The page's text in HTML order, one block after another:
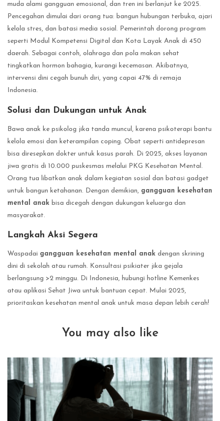
muda alami gangguan emosional, dan tren ini berlanjut ke 2025.
Pencegahan dimulai dari orang tua: bangun hubungan terbuka, ajari
kelola stres, dan batasi media sosial. Pemerintah dorong program
seperti Modul Kompetensi Digital dan Kota Layak Anak di 450
daerah. Sebagai contoh, olahraga dan pola makan sehat
tingkatkan hormon bahagia, kurangi kecemasan. Akibatnya,
intervensi dini cegah bunuh diri, yang capai 47% di remaja
Indonesia.
Solusi dan Dukungan untuk Anak
Bawa anak ke psikolog jika tanda muncul, karena psikoterapi bantu
kelola emosi dan keterampilan coping. Obat seperti antidepresan
bisa diresepkan dokter untuk kasus parah. Di 2025, akses layanan
jiwa gratis di 10.000 puskesmas melalui PKG Kesehatan Mental.
Orang tua libatkan anak dalam kegiatan sosial dan batasi gadget
untuk bangun ketahanan. Dengan demikian, gangguan kesehatan
mental anak bisa dicegah dengan dukungan keluarga dan
masyarakat.
Langkah Aksi Segera
Waspadai gangguan kesehatan mental anak dengan skrining
dini di sekolah atau rumah. Konsultasi psikiater jika gejala
berlangsung >2 minggu. Di Indonesia, hubungi hotline Kemenkes
atau aplikasi Sehat Jiwa untuk bantuan cepat. Mulai 2025,
prioritaskan kesehatan mental anak untuk masa depan lebih cerah!
You may also like